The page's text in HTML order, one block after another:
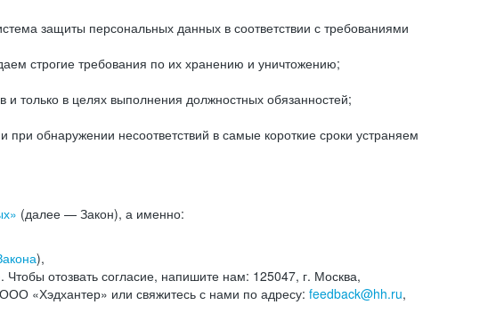
защиты персональных данных в соответствии с требованиями
строгие требования по их хранению и уничтожению;
только в целях выполнения должностных обязанностей;
обнаружении несоответствий в самые короткие сроки устраняем
(далее — Закон), а именно:
),
Чтобы отозвать согласие, напишите нам: 125047, г. Москва,
«Хэдхантер» или свяжитесь с нами по адресу: feedback@hh.ru,